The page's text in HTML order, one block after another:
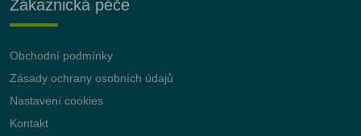
Zákaznická péče
Obchodní podmínky
Zásady ochrany osobních údajů
Nastavení cookies
Kontakt